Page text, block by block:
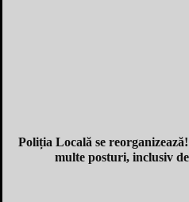
Poliția Locală se
multe posturi, inclusiv